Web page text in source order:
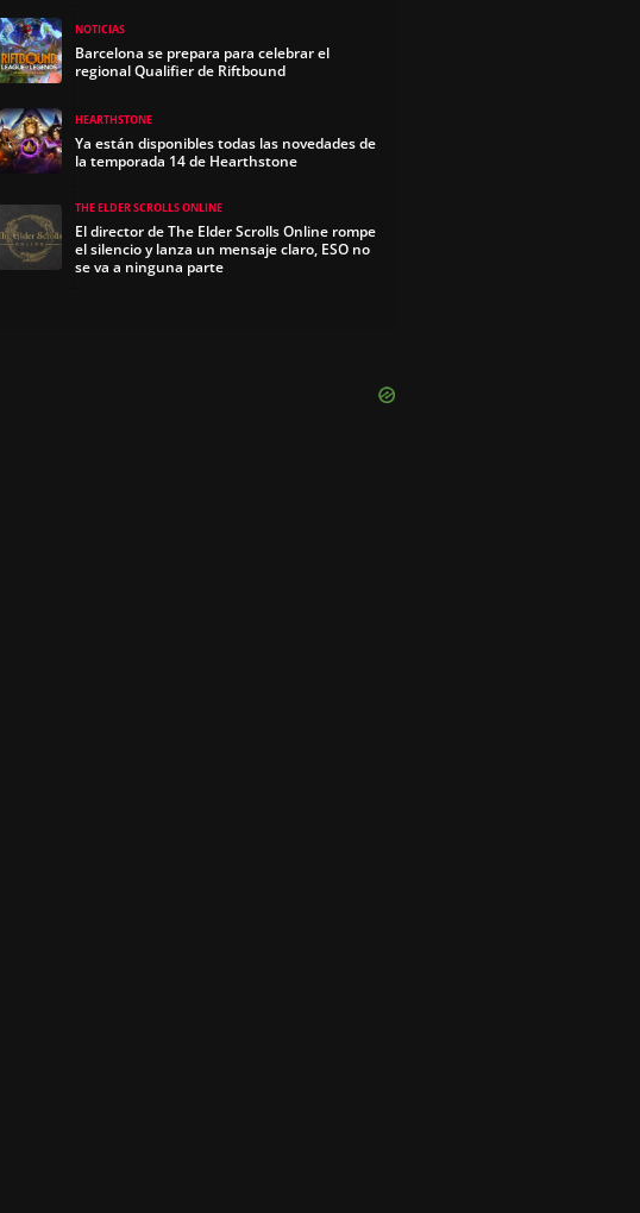
NOTICIAS
Barcelona se prepara para celebrar el
regional Qualifier de Riftbound
HEARTHSTONE
Ya están disponibles todas las novedades de
la temporada 14 de Hearthstone
THE ELDER SCROLLS ONLINE
El director de The Elder Scrolls Online rompe
el silencio y lanza un mensaje claro, ESO no
se va a ninguna parte